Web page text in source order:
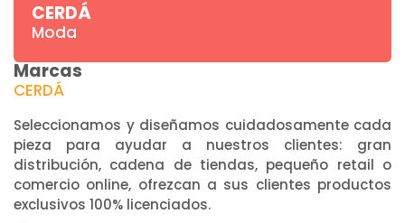
CERDÁ
Moda
Marcas
CERDÁ
Seleccionamos y diseñamos cuidadosamente cada
pieza para ayudar a nuestros clientes: gran
distribución, cadena de tiendas, pequeño retail o
comercio online, ofrezcan a sus clientes productos
exclusivos 100% licenciados.